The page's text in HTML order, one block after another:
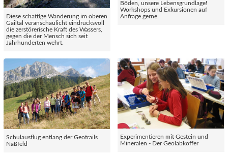
Diese schattige Wanderung im oberen
Gailtal veranschaulicht eindrucksvoll
die zerstörerische Kraft des Wassers,
gegen die der Mensch sich seit
Jahrhunderten wehrt.
Böden, unsere Lebensgrundlage!
Workshops und Exkursionen auf
Anfrage gerne.
Schulausflug entlang der Geotrails
Naßfeld
Experimentieren mit Gestein und
Mineralen - Der Geolabkoffer